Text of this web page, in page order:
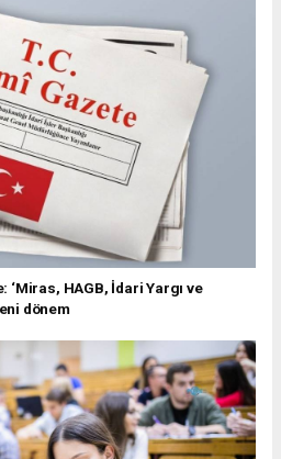
‘Miras, HAGB, İdari Yargı ve
dönem